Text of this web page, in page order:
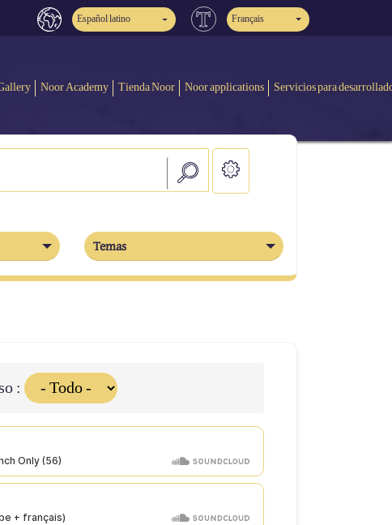
Español latino Français
Noor Academy Tienda Noor Noor applications Servicios para
Temas
: